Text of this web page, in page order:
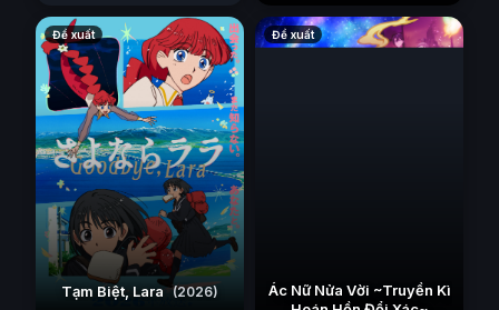
Đề xuất
Tạm Biệt, Lara (2026)
Đề xuất
Ác Nữ Nửa Vời ~Truyền Kì